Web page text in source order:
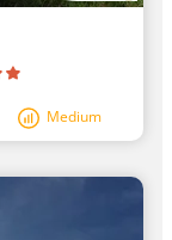
Medium